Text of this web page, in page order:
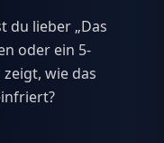
du lieber „Das
oder ein 5-
zeigt, wie das